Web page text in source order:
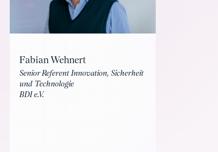
Fabian Wehnert
Senior Referent Innovation, Sicherheit
und Technologie
BDI e.V.